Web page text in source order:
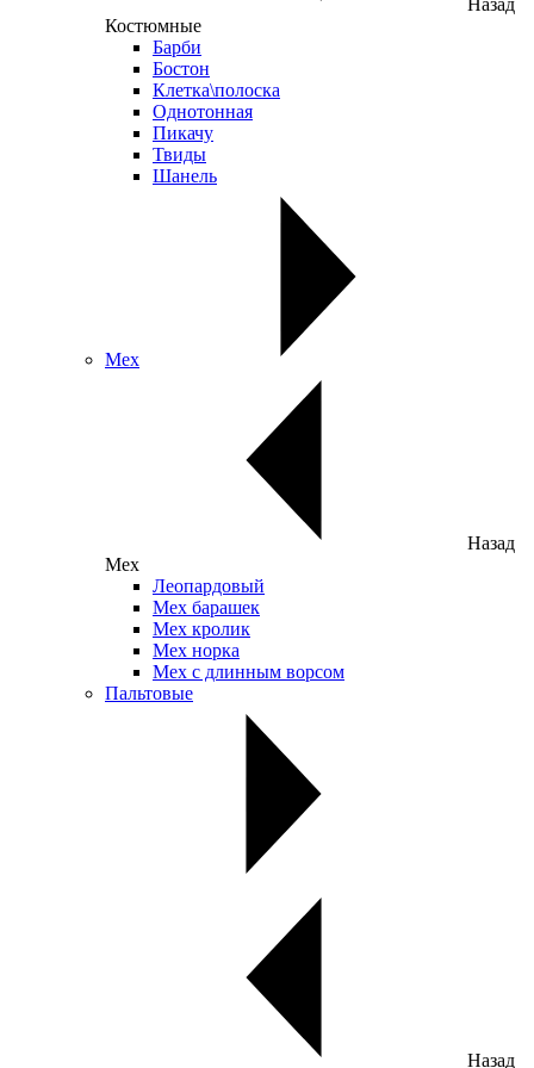
Назад
Костюмные
Барби
Бостон
Клетка\полоска
Однотонная
Пикачу
Твиды
Шанель
Мех
Назад
Мех
Леопардовый
Мех барашек
Мех кролик
Мех норка
Мех с длинным ворсом
Пальтовые
Назад